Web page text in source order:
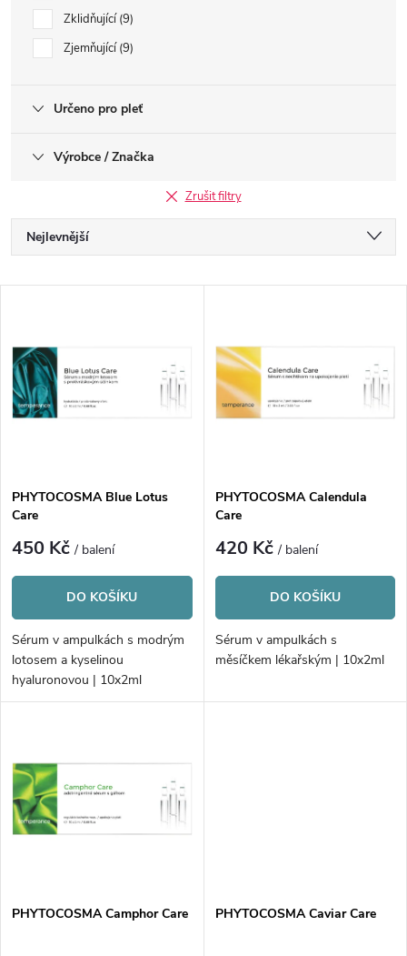
Zklidňující 9
Zjemňující 9
Určeno pro pleť
Výrobce / Značka
Zrušit filtry
Ř
a
e
n
p
r
o
d
u
t
ů
Nejlevnější
Abecedně
ý
p
s
p
r
o
d
u
k
t
ů
PHYTOCOSMA Blue Lotus
Care
450 Kč/ balení
DO KOŠÍKU
Sérum v ampulkách s modrým
lotosem a kyselinou
hyaluronovou | 10x2ml
PHYTOCOSMA Calendula
Care
420 Kč/ balení
DO KOŠÍKU
Sérum v ampulkách s
měsíčkem lékařským | 10x2ml
PHYTOCOSMA Camphor Care PHYTOCOSMA Caviar Care